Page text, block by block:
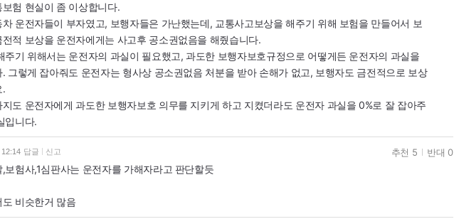
험 현실이 좀 이상합니다.
운전자들이 부자였고, 보행자들은 가난했는데, 교통사고보상을 해주기 위해 보험을 만들어서 보
적 보상을 운전자에게는 사고후 공소권없음을 해줬습니다.
주기 위해서는 운전자의 과실이 필요했고, 과도한 보행자보호규정으로 어떻게든 운전자의 과실을
그렇게 잡아줘도 운전자는 형사상 공소권없음 처분을 받아 손해가 없고, 보행자도 금전적으로 보상
.
지도 운전자에게 과도한 보행자보호 의무를 지키게 하고 지켰더라도 운전자 과실을 0%로 잘 잡아주
입니다.
답글 신고
보험사,1심판사는 운전자를 가해자라고 판단할듯
비슷한거 많음
추천 5 반대 0